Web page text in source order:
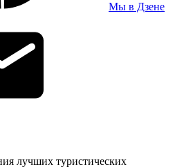
Мы в Дзене
лучших туристических